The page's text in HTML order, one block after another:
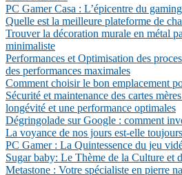
PC Gamer Casa : L’épicentre du
Quelle est la meilleure plateforme de
Trouver la décoration murale en métal
minimaliste
Performances et Optimisation des
des performances maximales
Comment choisir le bon emplacement
Sécurité et maintenance des cartes
longévité et une performance optimales
Dégringolade sur Google : comment
La voyance de nos jours est-elle
PC Gamer : La Quintessence du jeu
Sugar baby: Le Thème de la Culture et
Metastone : Votre spécialiste en pierre